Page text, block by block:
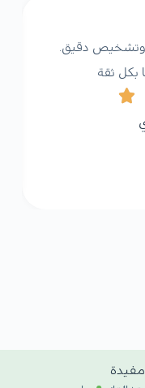
وتشخيص دقيق.
بكل ثقة